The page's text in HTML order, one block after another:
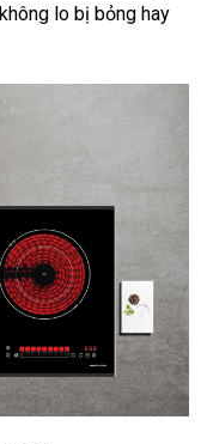
lo bị bỏng hay